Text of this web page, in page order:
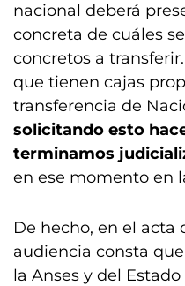
nacional deberá
concreta de cuáles
concretos a
que tienen cajas
transferencia de
solicitando esto
terminamos
en ese momento en
De hecho, en el acta
audiencia consta
la Anses y del